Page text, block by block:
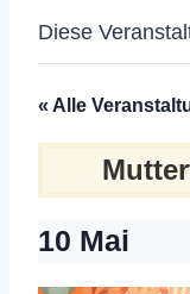
Diese
« Alle
10 Mai